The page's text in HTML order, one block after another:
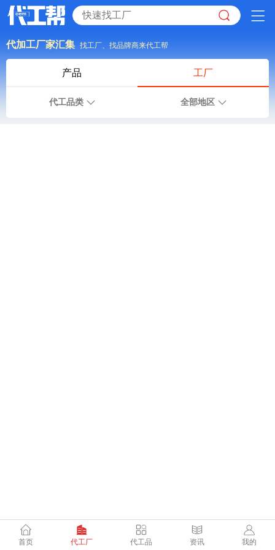
代加工厂家汇集 找工厂、找品牌商来代工帮
产品 工厂
代工品类 全部地区
首页 代工厂 代工品 资讯 我的